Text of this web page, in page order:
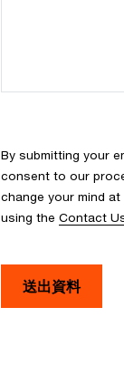
By submitting your
consent to our
change your mind
using the Contact
送出資料